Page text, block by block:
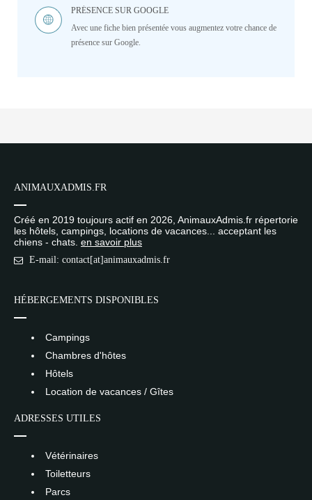
PRÉSENCE SUR GOOGLE
Avec une fiche bien présentée vous augmentez votre chance de
présence sur Google.
ANIMAUXADMIS.FR
Créé en 2019 toujours actif en 2026, AnimauxAdmis.fr répertorie
les hôtels, campings, locations de vacances... acceptant les
chiens - chats. en savoir plus
E-mail: contact[at]animauxadmis.fr
HÉBERGEMENTS DISPONIBLES
Campings
Chambres d'hôtes
Hôtels
Location de vacances / Gîtes
ADRESSES UTILES
Vétérinaires
Toiletteurs
Parcs